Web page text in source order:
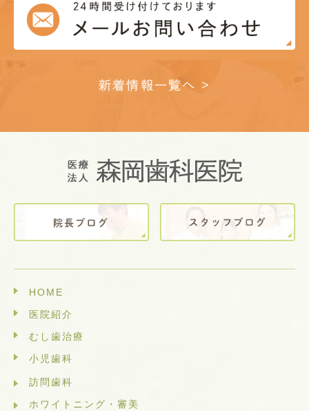
新着情報一覧へ >
HOME
医院紹介
むし歯治療
小児歯科
訪問歯科
ホワイトニング・審美